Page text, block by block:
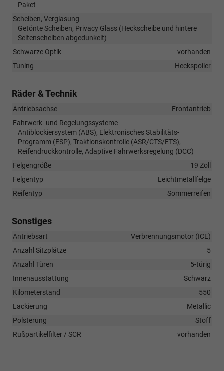
Paket
Scheiben, Verglasung
Getönte Scheiben, Privacy Glass (Heckscheibe und hintere
Seitenscheiben abgedunkelt)
Schwarze Optik
vorhanden
Tuning
Heckspoiler
Räder & Technik
Antriebsachse
Frontantrieb
Fahrwerk- und Regelungssysteme
Antiblockiersystem (ABS), Elektronisches Stabilitäts-
Programm (ESP), Traktionskontrolle (ASR/CTS/ETS),
Reifendruckkontrolle, Adaptive Fahrwerksregelung (DCC)
Felgengröße
19 Zoll
Felgentyp
Leichtmetallfelge
Reifentyp
Sommerreifen
Sonstiges
Antriebsart
Verbrennungsmotor (ICE)
Anzahl Sitzplätze
5
Anzahl Türen
5-türig
Innenausstattung
Schwarz
Kilometerstand
550
Lackierung
Metallic
Polsterung
Stoff
Rußpartikelfilter / SCR
vorhanden